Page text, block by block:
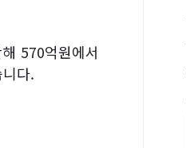
570억원에서
다.